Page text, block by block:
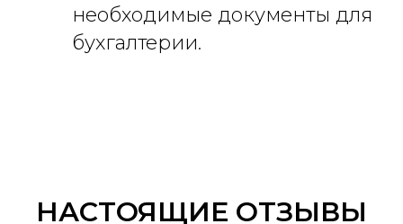
необходимые документы для
бухгалтерии.
НАСТОЯЩИЕ ОТЗЫВЫ